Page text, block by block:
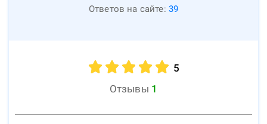
Ответов на сайте: 39
5
Отзывы 1